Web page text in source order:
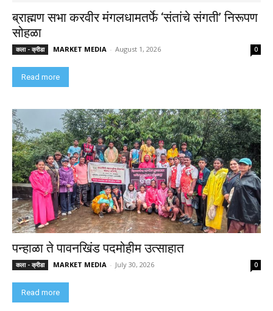
ब्राह्मण सभा करवीर मंगलधामतर्फे ‘संतांचे संगती’ निरूपण
सोहळा
कला - क्रीडा MARKET MEDIA - August 1, 2026 0
Read more
पन्हाळा ते पावनखिंड पदमोहीम उत्साहात
कला - क्रीडा MARKET MEDIA - July 30, 2026 0
Read more